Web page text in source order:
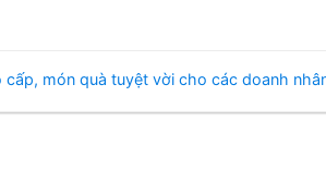
món quà tuyệt vời cho các doanh